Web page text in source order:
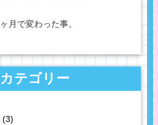
月で変わった事。
テゴリー
(3)